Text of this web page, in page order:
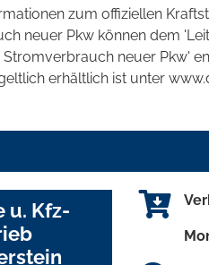
zum offiziellen
neuer Pkw können dem
Stromverbrauch neuer Pkw'
erhältlich ist unter
u. Kfz-